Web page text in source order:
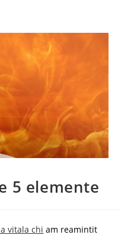
5 elemente
vitala chi am reamintit